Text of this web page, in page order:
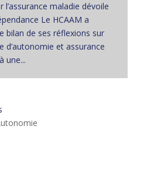
l’assurance maladie dévoile
Le HCAAM a
bilan de ses réflexions sur
d’autonomie et assurance
une...